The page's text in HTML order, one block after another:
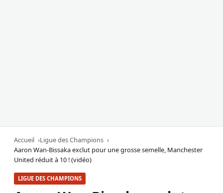
Accueil
Ligue des Champions
Aaron Wan-Bissaka exclut pour une grosse semelle, Manchester
United réduit à 10 ! (vidéo)
LIGUE DES CHAMPIONS